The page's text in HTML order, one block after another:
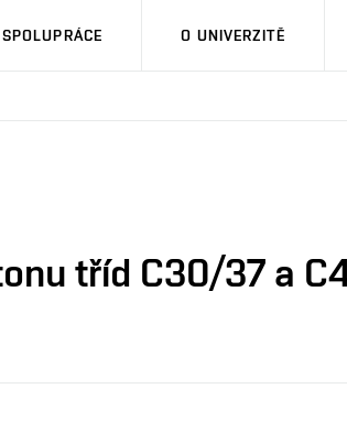
SPOLUPRÁCE O UNIVERZITĚ
tříd C30/37 a